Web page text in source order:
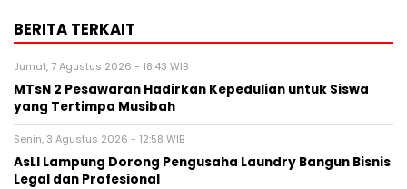
BERITA TERKAIT
Jumat, 7 Agustus 2026 - 18:43 WIB
MTsN 2 Pesawaran Hadirkan Kepedulian untuk Siswa
yang Tertimpa Musibah
Senin, 3 Agustus 2026 - 12:58 WIB
AsLI Lampung Dorong Pengusaha Laundry Bangun Bisnis
Legal dan Profesional